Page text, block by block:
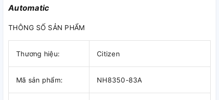
Automatic
THÔNG SỐ SẢN PHẨM
Thương hiệu: Citizen
Mã sản phẩm: NH8350-83A